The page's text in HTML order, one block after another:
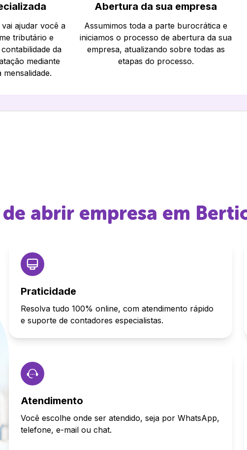
ajudar você a
tributário e
da
mediante
Abertura da sua empresa
Assumimos toda a parte burocrática e
iniciamos o processo de abertura da sua
empresa, atualizando sobre todas as
etapas do processo.
abrir empresa em
Praticidade
Resolva tudo 100% online, com atendimento rápido
e suporte de contadores especialistas.
Atendimento
Você escolhe onde ser atendido, seja por WhatsApp,
telefone, e-mail ou chat.